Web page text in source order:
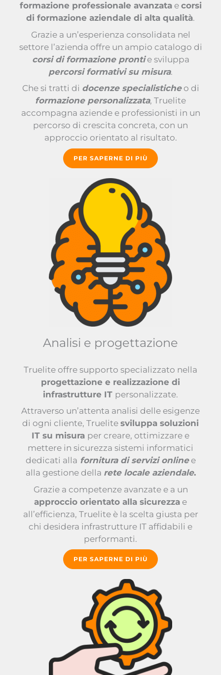
formazione professionale avanzatae corsi
di formazione aziendale di alta qualità.
Grazie a un’esperienza consolidata nel
settore l’azienda offre un ampio catalogo di
corsi di formazione prontie sviluppa
percorsi formativi su misura.
Che si tratti di docenze specialisticheo di
formazione personalizzata, Truelite
accompagna aziende e professionisti in un
percorso di crescita concreta, con un
approccio orientato al risultato.
PER SAPERNE DI PIÙ
Analisi e progettazione
Truelite offre supporto specializzato nella
progettazione e realizzazione di
infrastrutture IT personalizzate.
Attraverso un’attenta analisi delle esigenze
di ogni cliente, Truelite sviluppa soluzioni
IT su misura per creare, ottimizzare e
mettere in sicurezza sistemi informatici
dedicati alla fornitura di servizi onlinee
alla gestione della rete locale aziendale.
Grazie a competenze avanzate e a un
approccio orientato alla sicurezza e
all’efficienza, Truelite è la scelta giusta per
chi desidera infrastrutture IT affidabili e
performanti.
PER SAPERNE DI PIÙ